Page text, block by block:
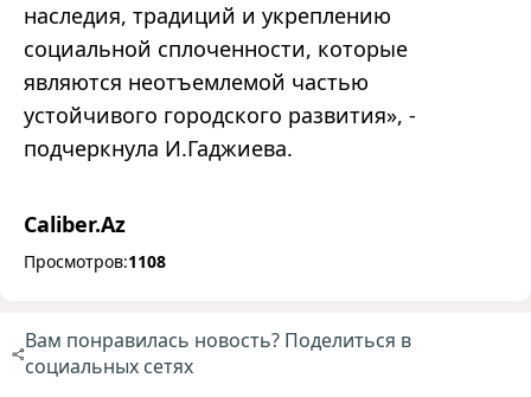
наследия, традиций и укреплению
социальной сплоченности, которые
являются неотъемлемой частью
устойчивого городского развития», -
подчеркнула И.Гаджиева.
Caliber.Az
Просмотров:1108
Вам понравилась новость? Поделиться в
социальных сетях